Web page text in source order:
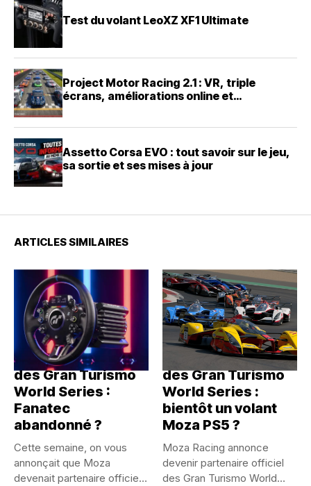
Test du volant LeoXZ XF1 Ultimate
Project Motor Racing 2.1 : VR, triple
écrans, améliorations online et
Assetto Corsa EVO : tout savoir sur le jeu,
sa sortie et ses mises à jour
ARTICLES SIMILAIRES
Moza partenaire
des Gran Turismo
World Series :
Fanatec
abandonné ?
Cette semaine, on vous
annonçait que Moza
devenait partenaire officiel
Moza partenaire
des Gran Turismo
World Series :
bientôt un volant
Moza PS5 ?
Moza Racing annonce
devenir partenaire officiel
des Gran Turismo World